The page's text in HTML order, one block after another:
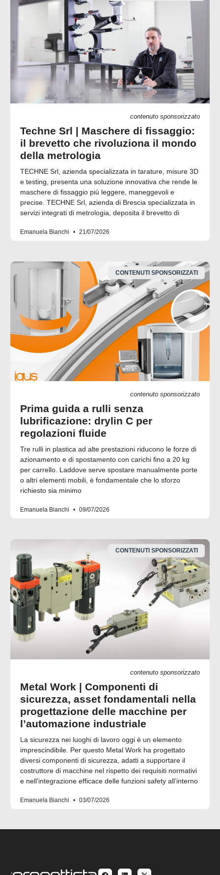
contenuto sponsorizzato
Techne Srl | Maschere di fissaggio:
il brevetto che rivoluziona il mondo
della metrologia
TECHNE Srl, azienda specializzata in tarature, misure 3D
e testing, presenta una soluzione innovativa che rende le
maschere di fissaggio più leggere, maneggevoli e
precise. TECHNE Srl, azienda di Brescia specializzata in
servizi integrati di metrologia, deposita il brevetto di
Emanuela Bianchi 21/07/2026
CONTENUTI SPONSORIZZATI
contenuto sponsorizzato
Prima guida a rulli senza
lubrificazione: drylin C per
regolazioni fluide
Tre rulli in plastica ad alte prestazioni riducono le forze di
azionamento e di spostamento con carichi fino a 20 kg
per carrello. Laddove serve spostare manualmente porte
o altri elementi mobili, è fondamentale che lo sforzo
richiesto sia minimo
Emanuela Bianchi 09/07/2026
CONTENUTI SPONSORIZZATI
contenuto sponsorizzato
Metal Work | Componenti di
sicurezza, asset fondamentali nella
progettazione delle macchine per
l’automazione industriale
La sicurezza nei luoghi di lavoro oggi è un elemento
imprescindibile. Per questo Metal Work ha progettato
diversi componenti di sicurezza, adatti a supportare il
costruttore di macchine nel rispetto dei requisiti normativi
e nell’integrazione efficace delle funzioni safety all’interno
Emanuela Bianchi 03/07/2026